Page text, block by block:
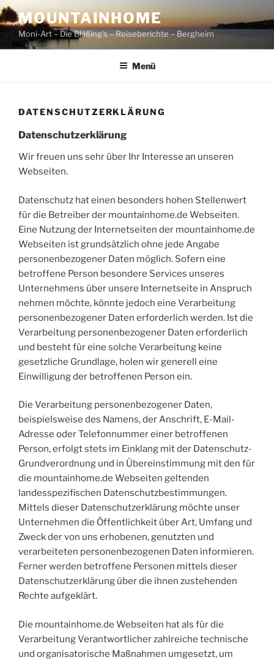
Zum
Inhalt
springen
MOUNTAINHOME
Moni-Art – Die Bläßing's – Reiseberichte – Bergheim
Menü
DATENSCHUTZERKLÄRUNG
Datenschutzerklärung
Wir freuen uns sehr über Ihr Interesse an unseren
Webseiten.
Datenschutz hat einen besonders hohen Stellenwert
für die Betreiber der mountainhome.de Webseiten.
Eine Nutzung der Internetseiten der mountainhome.de
Webseiten ist grundsätzlich ohne jede Angabe
personenbezogener Daten möglich. Sofern eine
betroffene Person besondere Services unseres
Unternehmens über unsere Internetseite in Anspruch
nehmen möchte, könnte jedoch eine Verarbeitung
personenbezogener Daten erforderlich werden. Ist die
Verarbeitung personenbezogener Daten erforderlich
und besteht für eine solche Verarbeitung keine
gesetzliche Grundlage, holen wir generell eine
Einwilligung der betroffenen Person ein.
Die Verarbeitung personenbezogener Daten,
beispielsweise des Namens, der Anschrift, E-Mail-
Adresse oder Telefonnummer einer betroffenen
Person, erfolgt stets im Einklang mit der Datenschutz-
Grundverordnung und in Übereinstimmung mit den für
die mountainhome.de Webseiten geltenden
landesspezifischen Datenschutzbestimmungen.
Mittels dieser Datenschutzerklärung möchte unser
Unternehmen die Öffentlichkeit über Art, Umfang und
Zweck der von uns erhobenen, genutzten und
verarbeiteten personenbezogenen Daten informieren.
Ferner werden betroffene Personen mittels dieser
Datenschutzerklärung über die ihnen zustehenden
Rechte aufgeklärt.
Die mountainhome.de Webseiten hat als für die
Verarbeitung Verantwortlicher zahlreiche technische
und organisatorische Maßnahmen umgesetzt, um